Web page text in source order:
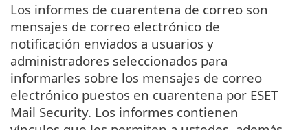
Los informes de cuarentena de correo son
mensajes de correo electrónico de
notificación enviados a usuarios y
administradores seleccionados para
informarles sobre los mensajes de correo
electrónico puestos en cuarentena por ESET
Mail Security. Los informes contienen